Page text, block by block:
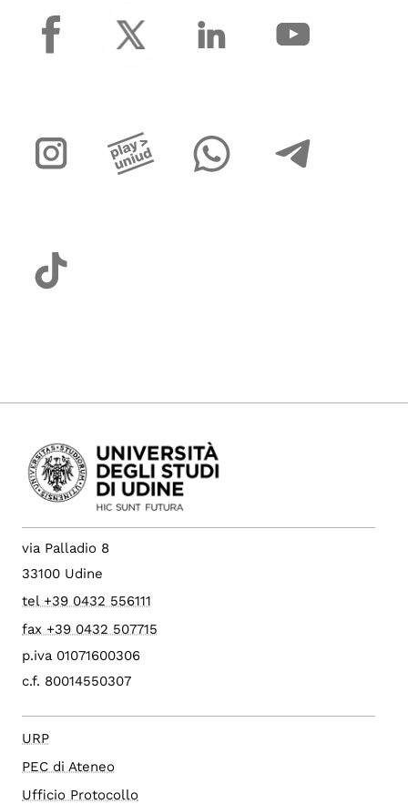
facebook
via Palladio 8
33100 Udine
tel +39 0432 556111
fax +39 0432 507715
p.iva 01071600306
c.f. 80014550307
URP
PEC di Ateneo
Ufficio Protocollo